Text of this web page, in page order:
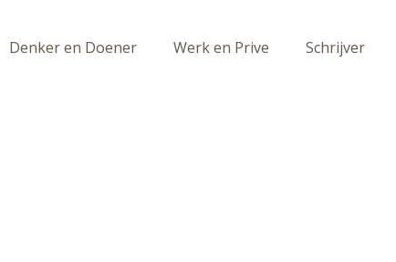
Denker en Doener Werk en Prive Schrijver